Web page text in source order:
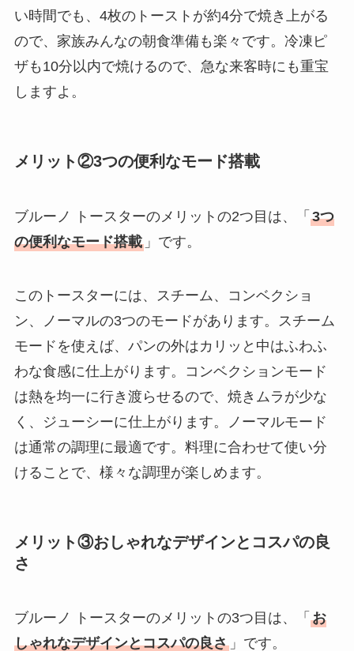
い時間でも、4枚のトーストが約4分で焼き上がる
ので、家族みんなの朝食準備も楽々です。冷凍ピ
ザも10分以内で焼けるので、急な来客時にも重宝
しますよ。
メリット②3つの便利なモード搭載
ブルーノ トースターのメリットの2つ目は、「 3つ
の便利なモード搭載」です。
このトースターには、スチーム、コンベクショ
ン、ノーマルの3つのモードがあります。スチーム
モードを使えば、パンの外はカリッと中はふわふ
わな食感に仕上がります。コンベクションモード
は熱を均一に行き渡らせるので、焼きムラが少な
く、ジューシーに仕上がります。ノーマルモード
は通常の調理に最適です。料理に合わせて使い分
けることで、様々な調理が楽しめます。
メリット③おしゃれなデザインとコスパの良
さ
ブルーノ トースターのメリットの3つ目は、「 お
しゃれなデザインとコスパの良さ」です。